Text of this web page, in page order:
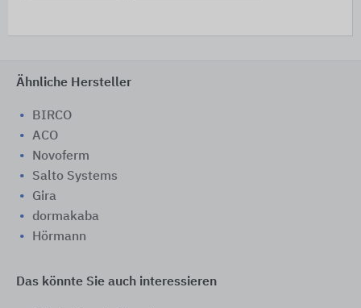
Ähnliche Hersteller
BIRCO
ACO
Novoferm
Salto Systems
Gira
dormakaba
Hörmann
Das könnte Sie auch interessieren